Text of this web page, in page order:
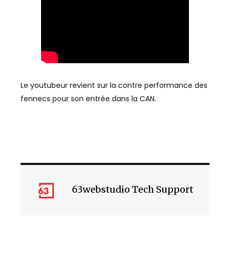
Le youtubeur revient sur la contre performance des
fennecs pour son entrée dans la CAN.
63webstudio Tech Support